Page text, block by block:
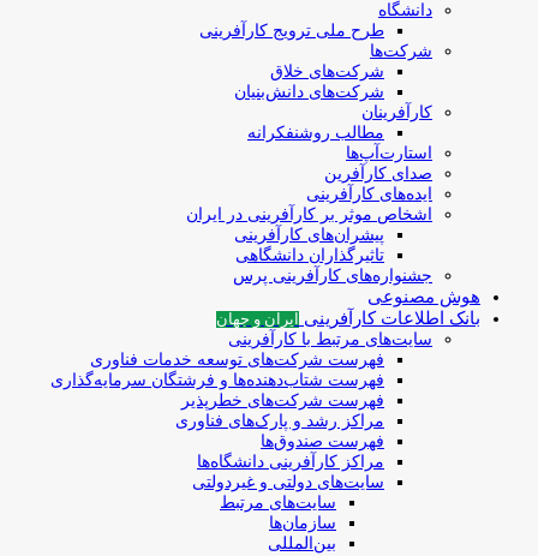
دانشگاه
طرح ملی ترویج کارآفرینی
شرکت‌ها
شرکت‌های خلاق
شرکت‌های دانش‌بنیان
کارآفرینان
مطالب روشنفکرانه
استارت‌آپ‌ها
صدای کارآفرین
ایده‌های کارآفرینی
اشخاص موثر بر کارآفرینی در ایران
پیشران‌های کارآفرینی
تاثیرگذاران دانشگاهی
جشنواره‌های کارآفرینی‌ پرس
هوش مصنوعی
بانک اطلاعات کارآفرینی
ایران و جهان
سایت‌های مرتبط با کارآفرینی
فهرست شرکت‌های‌‌ توسعه‌ خدمات فناوری
فهرست شتاب‌دهنده‌ها‌ و فرشتگان‌ سرمایه‌گذاری
فهرست شرکت‌های خطرپذیر
مراکز رشد و پارک‌های فناوری
فهرست صندوق‌ها
مراکز کارآفرینی دانشگاه‌ها
سایت‌های دولتی و غیردولتی
سایت‌های مرتبط
سازمان‌ها
بین‌المللی